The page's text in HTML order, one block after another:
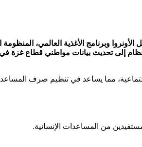
الأونروا وبرنامج الأغذية العالمي،
إلى تحديث بيانات مواطني قطاع غزة
في تنظيم صرف المساعدات مثل 500 شيكل أو الكابونات
من المساعدات الإنسانية.